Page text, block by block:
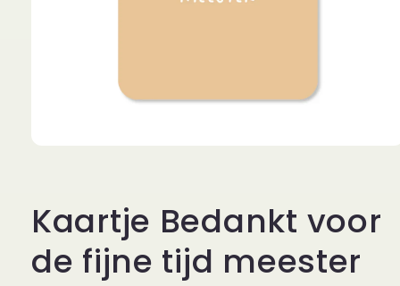
Kaartje Bedankt voor
de fijne tijd meester